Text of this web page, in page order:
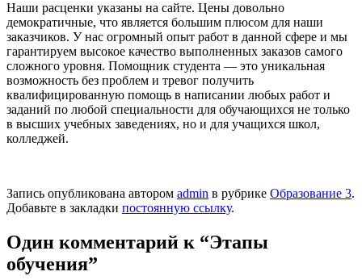
Наши расценки указаны на сайте. Цены довольно
демократичные, что является большим плюсом для наши
заказчиков. У нас огромный опыт работ в данной сфере и мы
гарантируем высокое качество выполненных заказов самого
сложного уровня. Помощник студента — это уникальная
возможность без проблем и тревог получить
квалифицированную помощь в написании любых работ и
заданий по любой специальности для обучающихся не только
в высших учебных заведениях, но и для учащихся школ,
колледжей.
Запись опубликована автором admin в рубрике Образование 3.
Добавьте в закладки постоянную ссылку.
Один комментарий к “Этапы
обучения”